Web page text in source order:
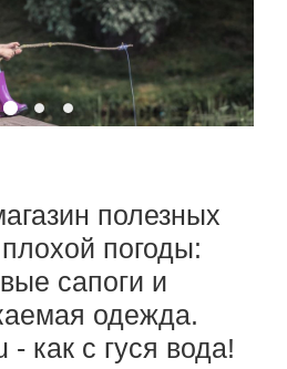
полезных
погоды:
сапоги и
одежда.
- как с гуся вода!